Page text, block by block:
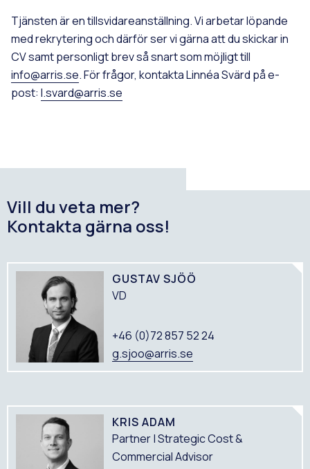
Tjänsten är en tillsvidareanställning. Vi arbetar löpande
med rekrytering och därför ser vi gärna att du skickar in
CV samt personligt brev så snart som möjligt till
info@arris.se. För frågor, kontakta Linnéa Svärd på e-
post: l.svard@arris.se
Vill du veta mer?
Kontakta gärna oss!
GUSTAV SJÖÖ
VD
+46 (0)72 857 52 24
g.sjoo@arris.se
KRIS ADAM
Partner | Strategic Cost &
Commercial Advisor